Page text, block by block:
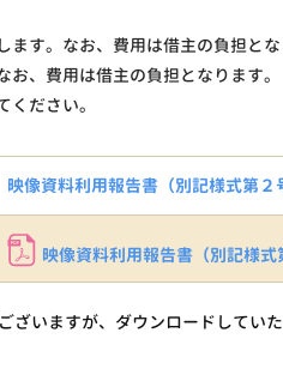
す。なお、費用は借主の負担とな
、費用は借主の負担となります。
ださい。
映像資料利用報告書（別記様式第２
映像資料利用報告書（別記様式
いますが、ダウンロードしてい